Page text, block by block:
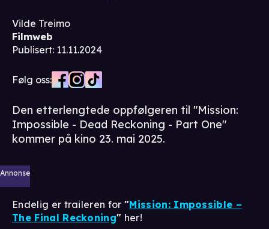
Vilde Treimo
Filmweb
Publisert: 11.11.2024
Følg oss:
Den etterlengtede oppfølgeren til "Mission:
Impossible - Dead Reckoning - Part One"
kommer på kino 23. mai 2025.
Annonse
Endelig er traileren for "Mission: Impossible –
The Final Reckoning" her!